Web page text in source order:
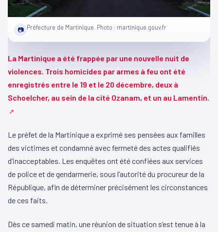
📷 Préfecture de Martinique. Photo : martinique.gouv.fr
La Martinique a été frappée par une nouvelle nuit de
violences. Trois homicides par armes à feu ont été
enregistrés entre le 19 et le 20 décembre, deux à
Schoelcher, au sein de la cité Ozanam, et un au Lamentin.
Le préfet de la Martinique a exprimé ses pensées aux familles
des victimes et condamné avec fermeté des actes qualifiés
d’inacceptables. Les enquêtes ont été confiées aux services
de police et de gendarmerie, sous l’autorité du procureur de la
République, afin de déterminer précisément les circonstances
de ces faits.
Dès ce samedi matin, une réunion de situation s’est tenue à la